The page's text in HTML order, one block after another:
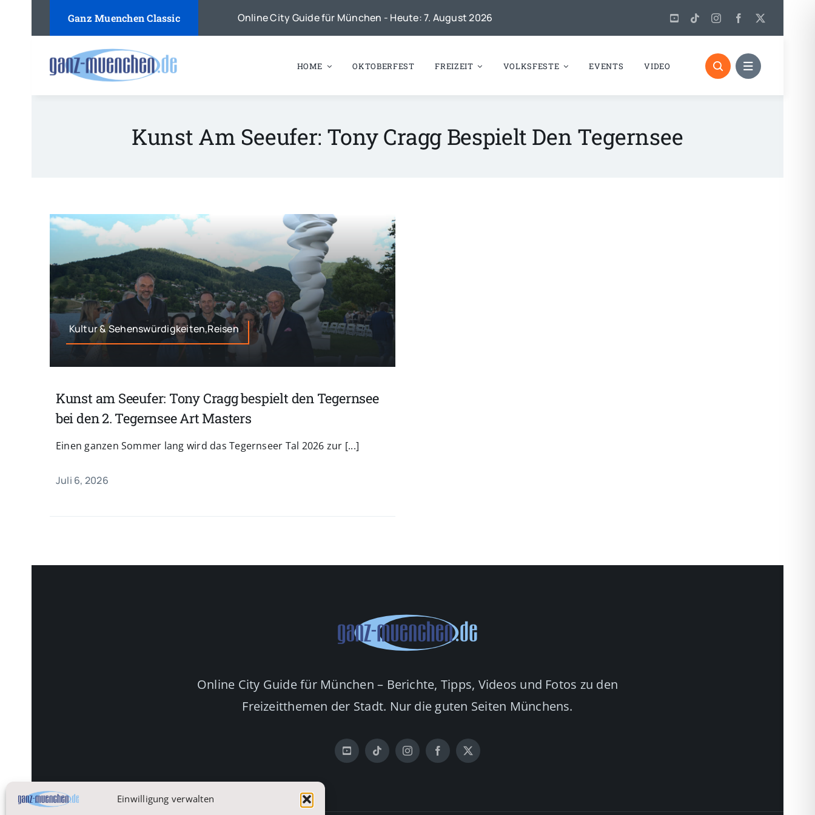
Einwilligung verwalten
Ganz Muenchen Classic Online City Guide für München - Heute: 7. August 2026
HOME OKTOBERFEST FREIZEIT VOLKSFESTE EVENTS VIDEO
Kunst Am Seeufer: Tony Cragg Bespielt Den Tegernsee
Kultur & Sehenswürdigkeiten,Reisen
Kunst am Seeufer: Tony Cragg bespielt den Tegernsee
bei den 2. Tegernsee Art Masters
Einen ganzen Sommer lang wird das Tegernseer Tal 2026 zur [...]
Juli 6, 2026
Online City Guide für München – Berichte, Tipps, Videos und Fotos zu den
Freizeitthemen der Stadt. Nur die guten Seiten Münchens.